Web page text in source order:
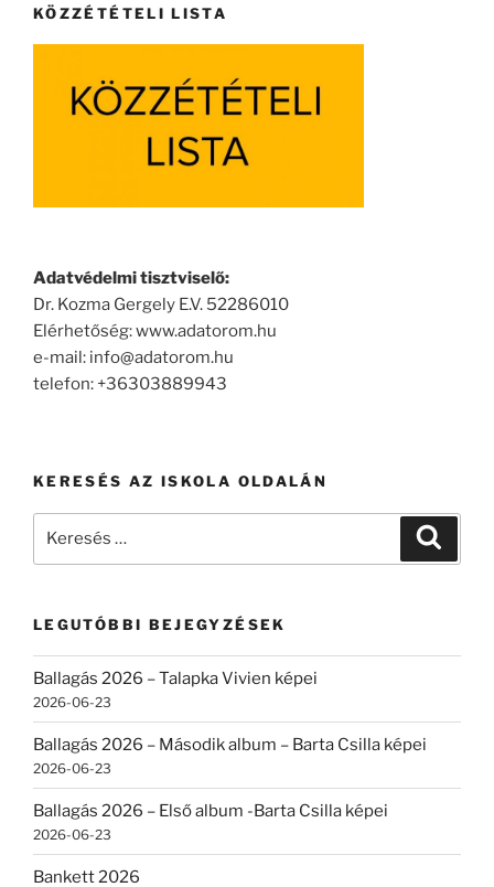
KÖZZÉTÉTELI LISTA
Adatvédelmi tisztviselő:
Dr. Kozma Gergely E.V. 52286010
Elérhetőség: www.adatorom.hu
e-mail: info@adatorom.hu
telefon: +36303889943
KERESÉS AZ ISKOLA OLDALÁN
LEGUTÓBBI BEJEGYZÉSEK
Ballagás 2026 – Talapka Vivien képei
2026-06-23
Ballagás 2026 – Második album – Barta Csilla képei
2026-06-23
Ballagás 2026 – Első album -Barta Csilla képei
2026-06-23
Bankett 2026